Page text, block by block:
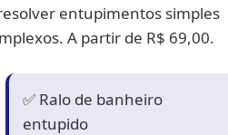
entupimentos simples
A partir de R$ 69,00.
✅ Ralo de banheiro
entupido